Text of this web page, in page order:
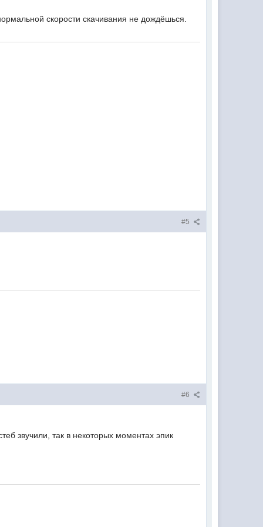
скорости скачивания не дождёшься.
#5
#6
звучили, так в некоторых моментах эпик